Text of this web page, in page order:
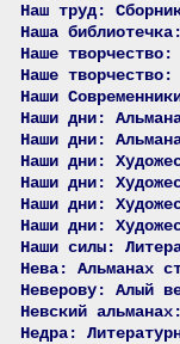
Наш труд:
Наша
Наше
Наше
Наши
Наши дни:
Наши дни:
Наши дни:
Наши дни:
Наши дни:
Наши дни:
Наши силы:
Нева: Альманах
Неверову: Алый
Невский
Недра: